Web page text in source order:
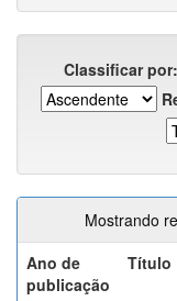
Classificar por:
Mostrando
Ano de
publicação
Título